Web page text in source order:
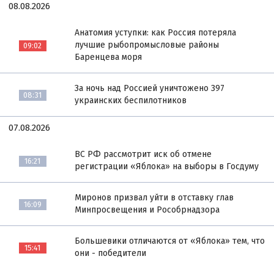
08.08.2026
09:02
Анатомия уступки: как Россия потеряла
лучшие рыбопромысловые районы
Баренцева моря
08:31
За ночь над Россией уничтожено 397
украинских беспилотников
07.08.2026
16:21
ВС РФ рассмотрит иск об отмене
регистрации «Яблока» на выборы в Госдуму
16:09
Миронов призвал уйти в отставку глав
Минпросвещения и Рособрнадзора
15:41
Большевики отличаются от «Яблока» тем, что
они - победители